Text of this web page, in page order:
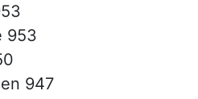
953
947